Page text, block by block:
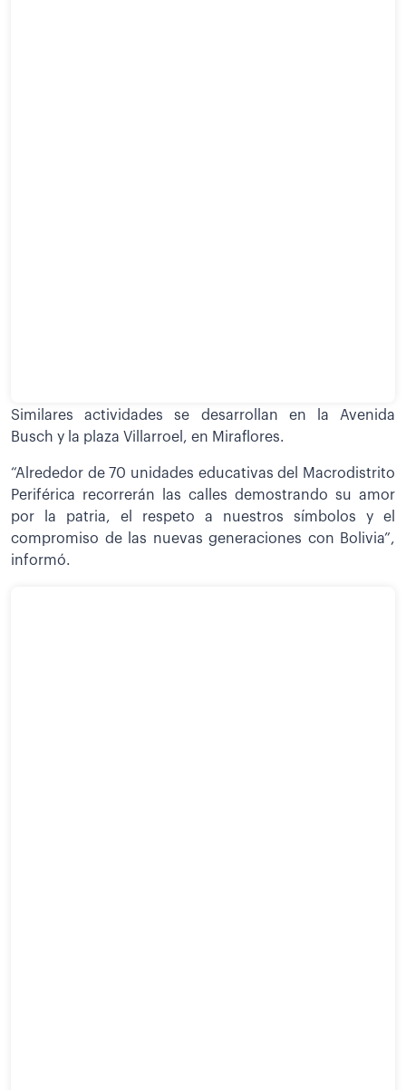
Similares actividades se desarrollan en la Avenida
Busch y la plaza Villarroel, en Miraflores.
“Alrededor de 70 unidades educativas del Macrodistrito
Periférica recorrerán las calles demostrando su amor
por la patria, el respeto a nuestros símbolos y el
compromiso de las nuevas generaciones con Bolivia”,
informó.